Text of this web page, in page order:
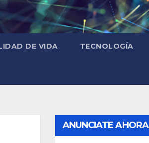
DE VIDA TECNOLOGÍA
ANUNCIATE AHORA